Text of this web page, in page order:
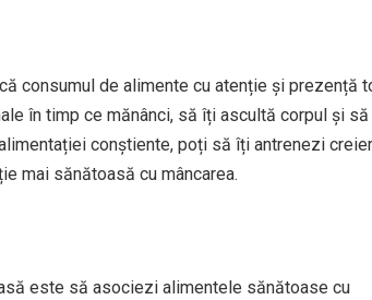
consumul de alimente cu atenție și prezență
în timp ce mănânci, să îți ascultă corpul și să
conștiente, poți să îți antrenezi
mai sănătoasă cu mâncarea.
este să asociezi alimentele sănătoase cu